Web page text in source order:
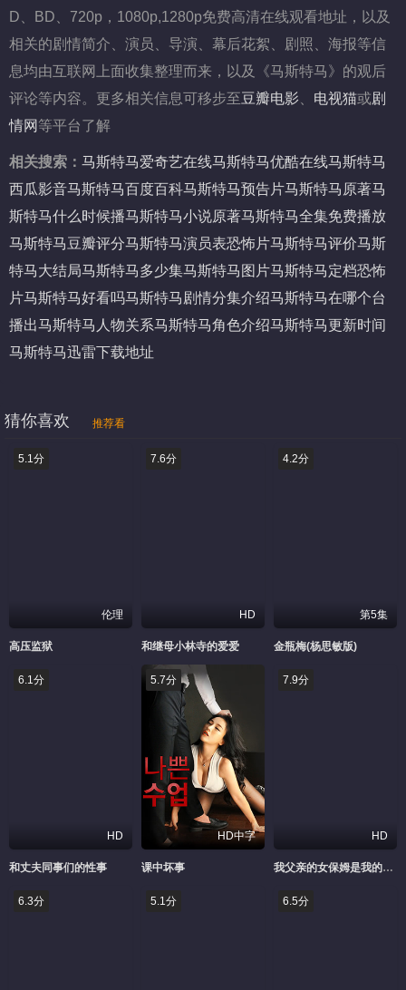
D、BD、720p，1080p,1280p免费高清在线观看地址，以及
相关的剧情简介、演员、导演、幕后花絮、剧照、海报等信
息均由互联网上面收集整理而来，以及《马斯特马》的观后
评论等内容。更多相关信息可移步至豆瓣电影 电视猫或剧
情网 等平台了解
相关搜索： 马斯特马爱奇艺在线马斯特马优酷在线马斯特马
西瓜影音马斯特马百度百科马斯特马预告片马斯特马原著马
斯特马什么时候播马斯特马小说原著马斯特马全集免费播放
马斯特马豆瓣评分马斯特马演员表恐怖片马斯特马评价马斯
特马大结局马斯特马多少集马斯特马图片马斯特马定档恐怖
片马斯特马好看吗马斯特马剧情分集介绍马斯特马在哪个台
播出马斯特马人物关系马斯特马角色介绍马斯特马更新时间
马斯特马迅雷下载地址
猜你喜欢 推荐看
5.1分
伦理
高压监狱
7.6分
HD
和继母小林寺的爱爱
4.2分
第5集
金瓶梅(杨思敏版)
6.1分
HD
和丈夫同事们的性事
5.7分
HD中字
课中坏事
7.9分
HD
我父亲的女保姆是我的首选
6.3分 5.1分 6.5分